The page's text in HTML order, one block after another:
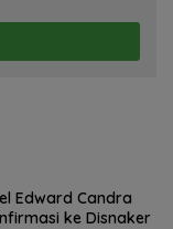
Edward Candra
ke Disnaker